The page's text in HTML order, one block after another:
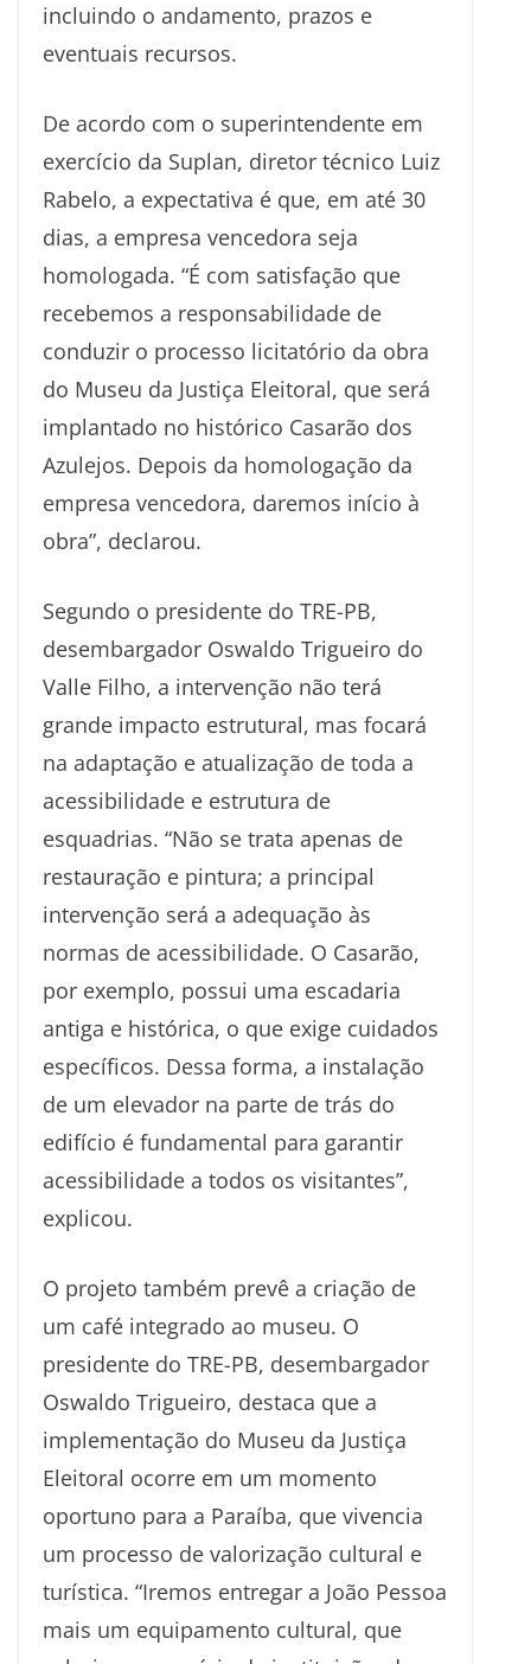
incluindo o andamento, prazos e
eventuais recursos.
De acordo com o superintendente em
exercício da Suplan, diretor técnico Luiz
Rabelo, a expectativa é que, em até 30
dias, a empresa vencedora seja
homologada. “É com satisfação que
recebemos a responsabilidade de
conduzir o processo licitatório da obra
do Museu da Justiça Eleitoral, que será
implantado no histórico Casarão dos
Azulejos. Depois da homologação da
empresa vencedora, daremos início à
obra”, declarou.
Segundo o presidente do TRE-PB,
desembargador Oswaldo Trigueiro do
Valle Filho, a intervenção não terá
grande impacto estrutural, mas focará
na adaptação e atualização de toda a
acessibilidade e estrutura de
esquadrias. “Não se trata apenas de
restauração e pintura; a principal
intervenção será a adequação às
normas de acessibilidade. O Casarão,
por exemplo, possui uma escadaria
antiga e histórica, o que exige cuidados
específicos. Dessa forma, a instalação
de um elevador na parte de trás do
edifício é fundamental para garantir
acessibilidade a todos os visitantes”,
explicou.
O projeto também prevê a criação de
um café integrado ao museu. O
presidente do TRE-PB, desembargador
Oswaldo Trigueiro, destaca que a
implementação do Museu da Justiça
Eleitoral ocorre em um momento
oportuno para a Paraíba, que vivencia
um processo de valorização cultural e
turística. “Iremos entregar a João Pessoa
mais um equipamento cultural, que